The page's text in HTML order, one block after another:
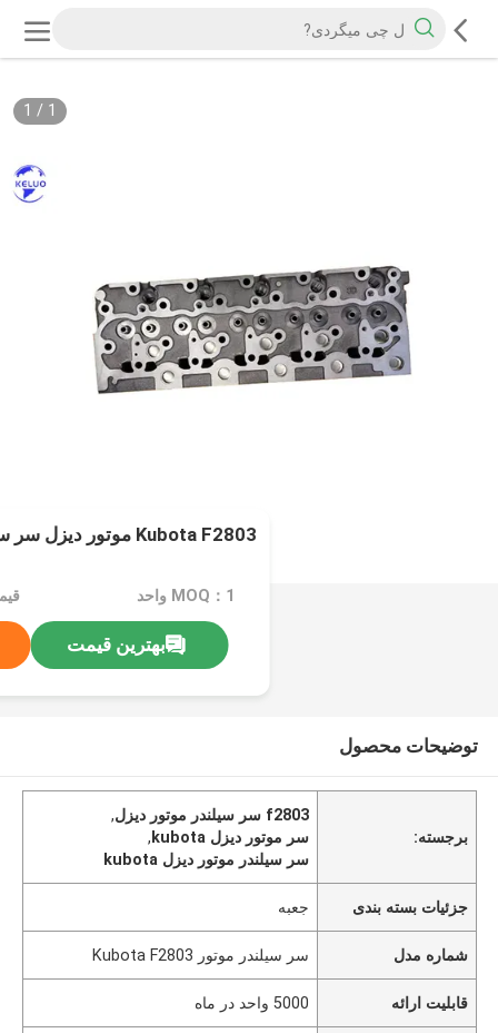
1
/
1
Kubota F2803 موتور دیزل سر سیلندر آسان برای نصب
MOQ：1 واحد
بهترین قیمت
توضیحات محصول
برجسته:
f2803 سر سیلندر موتور دیزل
,
سر موتور دیزل kubota
,
سر سیلندر موتور دیزل kubota
جزئیات بسته بندی جعبه
شماره مدل سر سیلندر موتور Kubota F2803
قابلیت ارائه 5000 واحد در ماه